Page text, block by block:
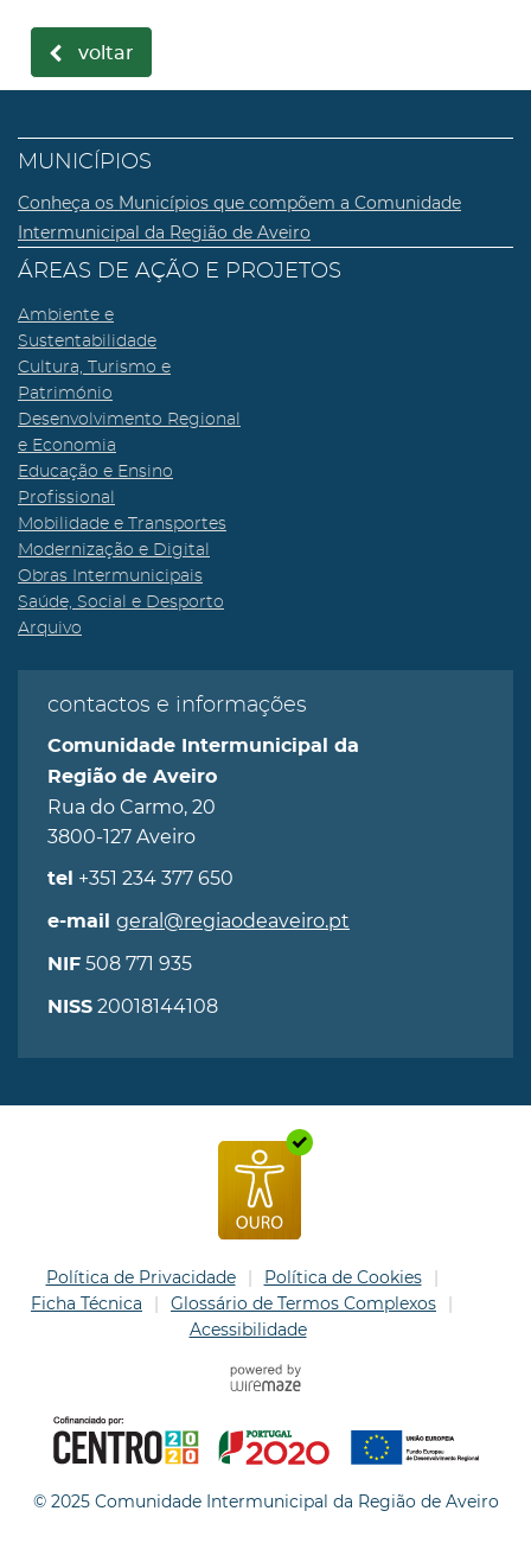
voltar
MUNICÍPIOS
Conheça os Municípios que compõem a Comunidade
Intermunicipal da Região de Aveiro
ÁREAS DE AÇÃO E PROJETOS
Ambiente e
Sustentabilidade
Cultura, Turismo e
Património
Desenvolvimento Regional
e Economia
Educação e Ensino
Profissional
Mobilidade e Transportes
Modernização e Digital
Obras Intermunicipais
Saúde, Social e Desporto
Arquivo
contactos e informações
Comunidade Intermunicipal da
Região de Aveiro
Rua do Carmo, 20
3800-127 Aveiro
tel +351 234 377 650
e-mail geral@regiaodeaveiro.pt
NIF 508 771 935
NISS 20018144108
Política de Privacidade
Política de Cookies
Ficha Técnica
Glossário de Termos Complexos
Acessibilidade
© 2025 Comunidade Intermunicipal da Região de Aveiro